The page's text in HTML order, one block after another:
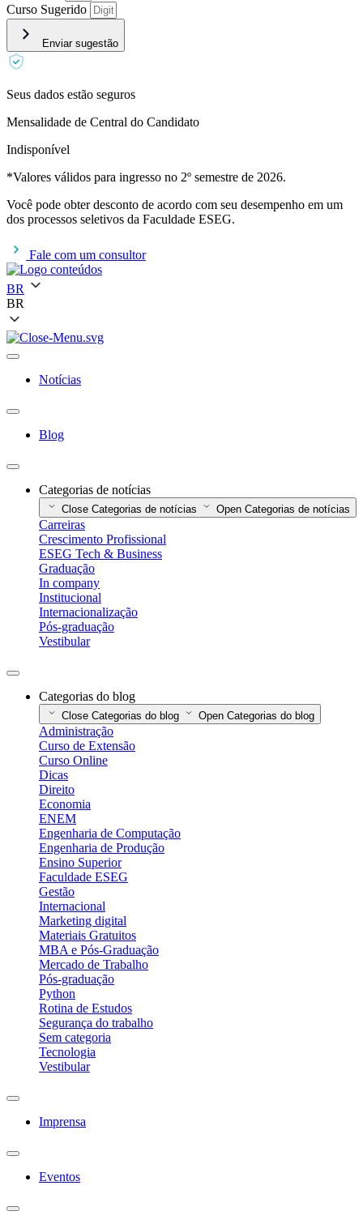
Curso Sugerido
Enviar sugestão
Seus dados estão seguros
Mensalidade de Central do Candidato
Indisponível
*Valores válidos para ingresso no 2º semestre de 2026.
Você pode obter desconto de acordo com seu desempenho em um
dos processos seletivos da Faculdade ESEG.
Fale com um consultor
BR
BR
Notícias
Blog
Categorias de notícias
Close Categorias de notícias Open Categorias de notícias
Carreiras
Crescimento Profissional
ESEG Tech & Business
Graduação
In company
Institucional
Internacionalização
Pós-graduação
Vestibular
Categorias do blog
Close Categorias do blog Open Categorias do blog
Administração
Curso de Extensão
Curso Online
Dicas
Direito
Economia
ENEM
Engenharia de Computação
Engenharia de Produção
Ensino Superior
Faculdade ESEG
Gestão
Internacional
Marketing digital
Materiais Gratuitos
MBA e Pós-Graduação
Mercado de Trabalho
Pós-graduação
Python
Rotina de Estudos
Segurança do trabalho
Sem categoria
Tecnologia
Vestibular
Imprensa
Eventos